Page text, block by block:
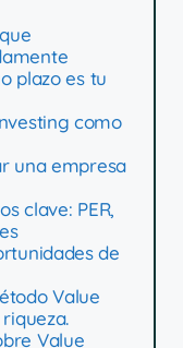
plazo es tu
como
una empresa
clave: PER,
de
Value
Value